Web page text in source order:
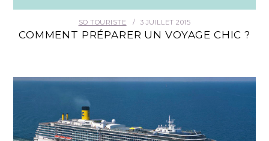
SO TOURISTE 3 JUILLET 2015
COMMENT PRÉPARER UN VOYAGE CHIC ?